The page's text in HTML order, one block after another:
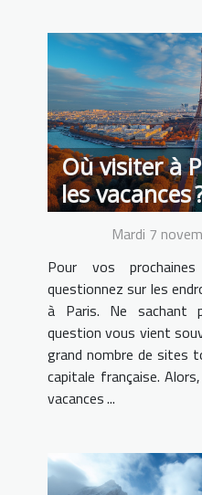
Où visiter à
les vacances
Mardi 7
Pour vos
questionnez sur les
à Paris. Ne sachant
question vous vient
grand nombre de sites
capitale française.
vacances ...